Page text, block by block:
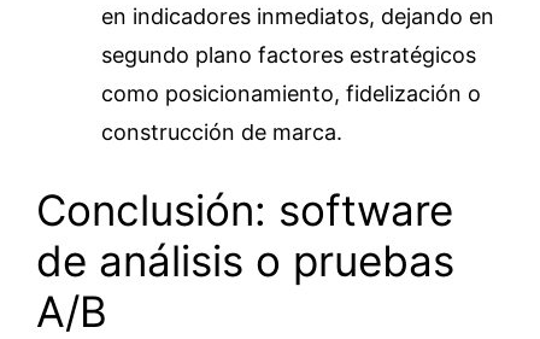
en indicadores inmediatos, dejando en
segundo plano factores estratégicos
como posicionamiento, fidelización o
construcción de marca.
Conclusión: software
de análisis o pruebas
A/B